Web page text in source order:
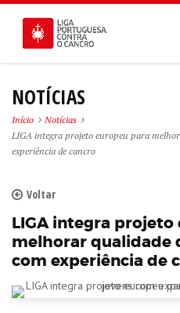
NOTÍCIAS
Início
Notícias
LIGA integra projeto europeu para
experiência de cancro
Voltar
LIGA integra projeto
melhorar qualidade
com experiência de